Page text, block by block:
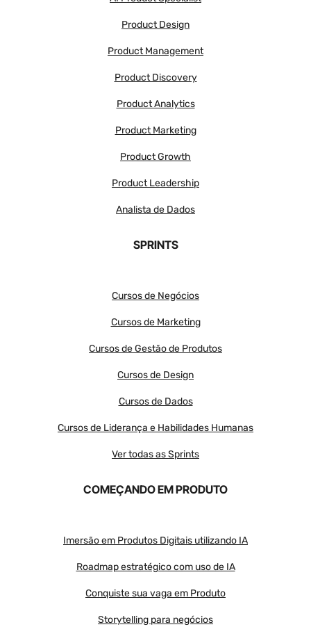
Product Design
Product Management
Product Discovery
Product Analytics
Product Marketing
Product Growth
Product Leadership
Analista de Dados
SPRINTS
Cursos de Negócios
Cursos de Marketing
Cursos de Gestão de Produtos
Cursos de Design
Cursos de Dados
Cursos de Liderança e Habilidades Humanas
Ver todas as Sprints
COMEÇANDO EM PRODUTO
Imersão em Produtos Digitais utilizando IA
Roadmap estratégico com uso de IA
Conquiste sua vaga em Produto
Storytelling para negócios